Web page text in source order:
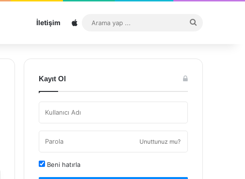
İletişim Sitemap
...
Kayıt Ol
Unuttunuz mu?
Beni hatırla